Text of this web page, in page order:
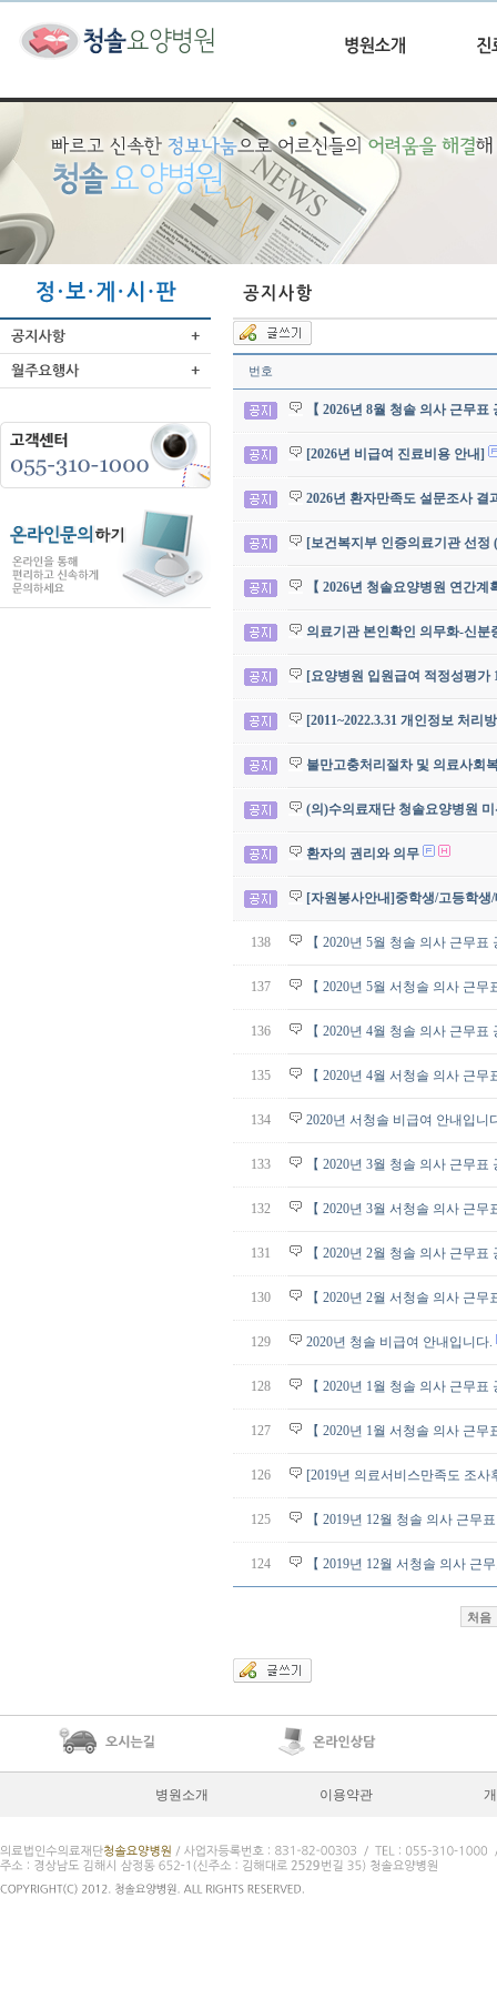
번호
【 2026년 8월 청솔 의사 근무표
[2026년 비급여 진료비용 안내]
2026년 환자만족도 설문조사 결
[보건복지부 인증의료기관 선정
【 2026년 청솔요양병원 연간계
의료기관 본인확인 의무화-신분
[요양병원 입원급여 적정성평가
[2011~2022.3.31 개인정보 처리
불만고충처리절차 및 의료사회
(의)수의료재단 청솔요양병원
환자의 권리와 의무
[자원봉사안내]중학생/고등학
138 【 2020년 5월 청솔 의사 근무표
137 【 2020년 5월 서청솔 의사 근무
136 【 2020년 4월 청솔 의사 근무표
135 【 2020년 4월 서청솔 의사 근무
134 2020년 서청솔 비급여 안내입니
133 【 2020년 3월 청솔 의사 근무표
132 【 2020년 3월 서청솔 의사 근무
131 【 2020년 2월 청솔 의사 근무표
130 【 2020년 2월 서청솔 의사 근무
129 2020년 청솔 비급여 안내입니다.
128 【 2020년 1월 청솔 의사 근무표
127 【 2020년 1월 서청솔 의사 근무
126 [2019년 의료서비스만족도 조
125 【 2019년 12월 청솔 의사 근무
124 【 2019년 12월 서청솔 의사 근
처음
병원소개 이용약관